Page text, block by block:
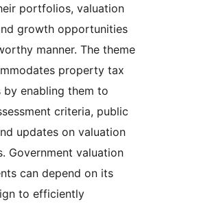
portfolios, valuation
growth opportunities
manner. The theme
property tax
by enabling them to
criteria, public
updates on valuation
Government valuation
can depend on its
to efficiently